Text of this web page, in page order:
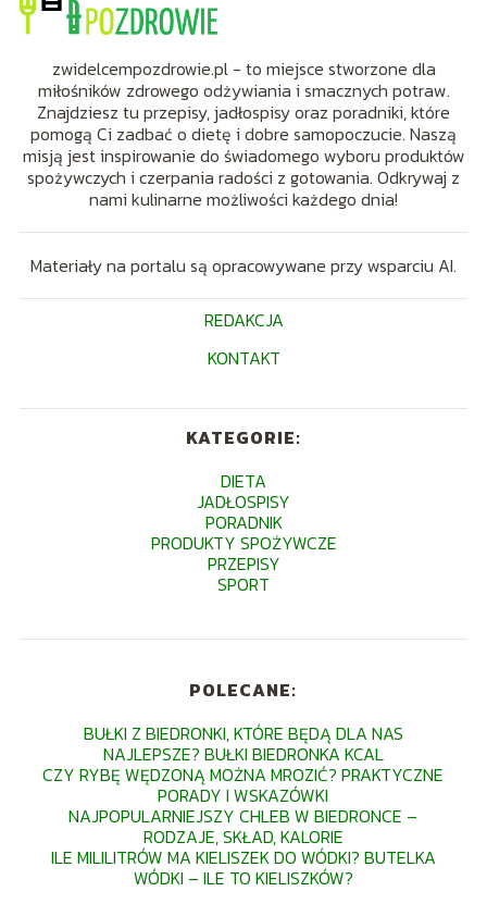
zwidelcempozdrowie.pl - to miejsce stworzone dla
miłośników zdrowego odżywiania i smacznych potraw.
Znajdziesz tu przepisy, jadłospisy oraz poradniki, które
pomogą Ci zadbać o dietę i dobre samopoczucie. Naszą
misją jest inspirowanie do świadomego wyboru produktów
spożywczych i czerpania radości z gotowania. Odkrywaj z
nami kulinarne możliwości każdego dnia!
Materiały na portalu są opracowywane przy wsparciu AI.
REDAKCJA
KONTAKT
KATEGORIE:
DIETA
JADŁOSPISY
PORADNIK
PRODUKTY SPOŻYWCZE
PRZEPISY
SPORT
POLECANE:
BUŁKI Z BIEDRONKI, KTÓRE BĘDĄ DLA NAS
NAJLEPSZE? BUŁKI BIEDRONKA KCAL
CZY RYBĘ WĘDZONĄ MOŻNA MROZIĆ? PRAKTYCZNE
PORADY I WSKAZÓWKI
NAJPOPULARNIEJSZY CHLEB W BIEDRONCE –
RODZAJE, SKŁAD, KALORIE
ILE MILILITRÓW MA KIELISZEK DO WÓDKI? BUTELKA
WÓDKI – ILE TO KIELISZKÓW?